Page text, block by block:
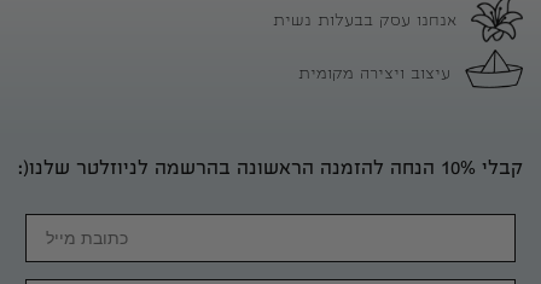
אנחנו עסק בבעלות נשית
עיצוב ויצירה מקומית
קבלי 10% הנחה להזמנה הראשונה בהרשמה לניוזלטר שלנו(: